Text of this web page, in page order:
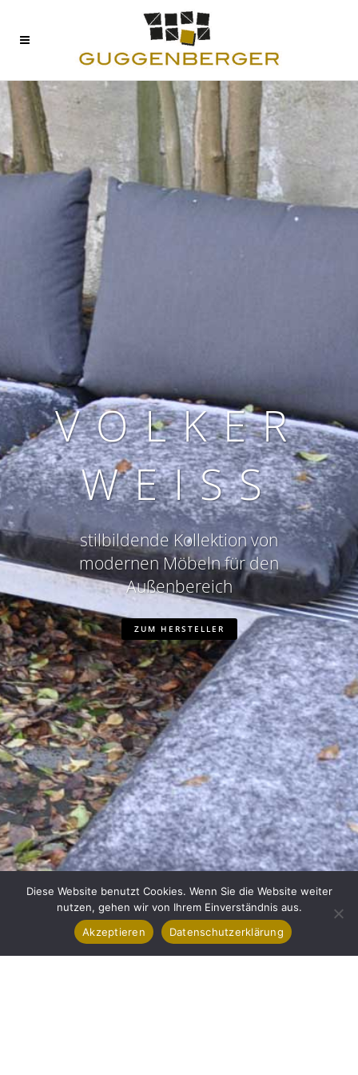
VOLKER
WEISS
stilbildende Kollektion von
modernen Möbeln für den
Außenbereich
ZUM HERSTELLER
Diese Website benutzt Cookies. Wenn Sie die Website weiter
nutzen, gehen wir von Ihrem Einverständnis aus.
Akzeptieren
Datenschutzerklärung